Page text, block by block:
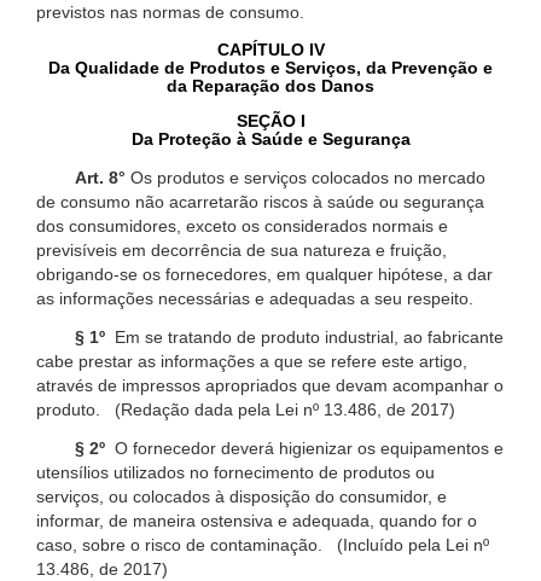
previstos nas normas de consumo.
CAPÍTULO IV
Da Qualidade de Produtos e Serviços, da Prevenção e
da Reparação dos Danos
SEÇÃO I
Da Proteção à Saúde e Segurança
Art. 8° Os produtos e serviços colocados no mercado
de consumo não acarretarão riscos à saúde ou segurança
dos consumidores, exceto os considerados normais e
previsíveis em decorrência de sua natureza e fruição,
obrigando-se os fornecedores, em qualquer hipótese, a dar
as informações necessárias e adequadas a seu respeito.
§ 1º Em se tratando de produto industrial, ao fabricante
cabe prestar as informações a que se refere este artigo,
através de impressos apropriados que devam acompanhar o
produto. (Redação dada pela Lei nº 13.486, de 2017)
§ 2º O fornecedor deverá higienizar os equipamentos e
utensílios utilizados no fornecimento de produtos ou
serviços, ou colocados à disposição do consumidor, e
informar, de maneira ostensiva e adequada, quando for o
caso, sobre o risco de contaminação. (Incluído pela Lei nº
13.486, de 2017)